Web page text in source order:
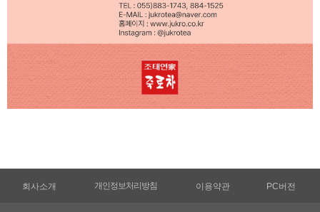
회사소개 개인정보처리방침 이용약관 PC버전